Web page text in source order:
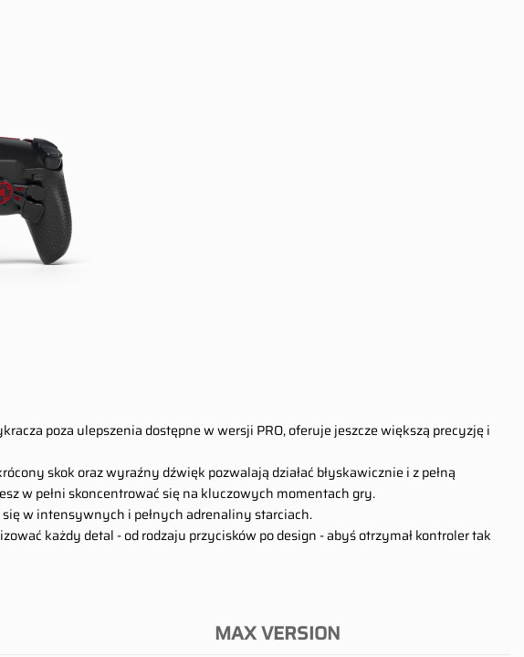
poza ulepszenia dostępne w wersji PRO, oferuje jeszcze większą precyzję i
skok oraz wyraźny dźwięk pozwalają działać błyskawicznie i z pełną
w pełni skoncentrować się na kluczowych momentach gry.
w intensywnych i pełnych adrenaliny starciach.
każdy detal - od rodzaju przycisków po design - abyś otrzymał kontroler tak
MAX VERSION